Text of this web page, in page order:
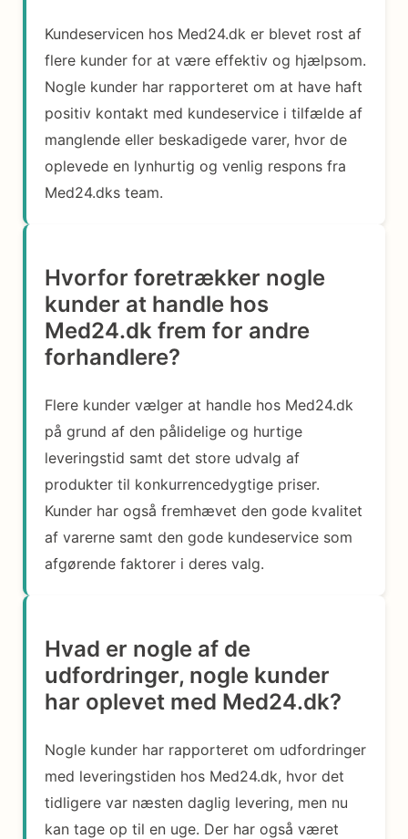
Kundeservicen hos Med24.dk er blevet rost af
flere kunder for at være effektiv og hjælpsom.
Nogle kunder har rapporteret om at have haft
positiv kontakt med kundeservice i tilfælde af
manglende eller beskadigede varer, hvor de
oplevede en lynhurtig og venlig respons fra
Med24.dks team.
Hvorfor foretrækker nogle
kunder at handle hos
Med24.dk frem for andre
forhandlere?
Flere kunder vælger at handle hos Med24.dk
på grund af den pålidelige og hurtige
leveringstid samt det store udvalg af
produkter til konkurrencedygtige priser.
Kunder har også fremhævet den gode kvalitet
af varerne samt den gode kundeservice som
afgørende faktorer i deres valg.
Hvad er nogle af de
udfordringer, nogle kunder
har oplevet med Med24.dk?
Nogle kunder har rapporteret om udfordringer
med leveringstiden hos Med24.dk, hvor det
tidligere var næsten daglig levering, men nu
kan tage op til en uge. Der har også været